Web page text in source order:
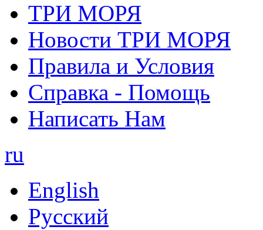
ТРИ МОРЯ
Новости ТРИ МОРЯ
Правила и Условия
Справка - Помощь
Написать Нам
ru
English
Русский